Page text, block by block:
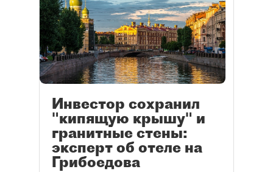
Инвестор сохранил
"кипящую крышу" и
гранитные стены:
эксперт об отеле на
Грибоедова